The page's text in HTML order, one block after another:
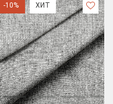
-10% ХИТ